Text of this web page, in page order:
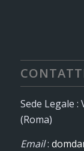
Sede Legale :
(Roma)
Email: